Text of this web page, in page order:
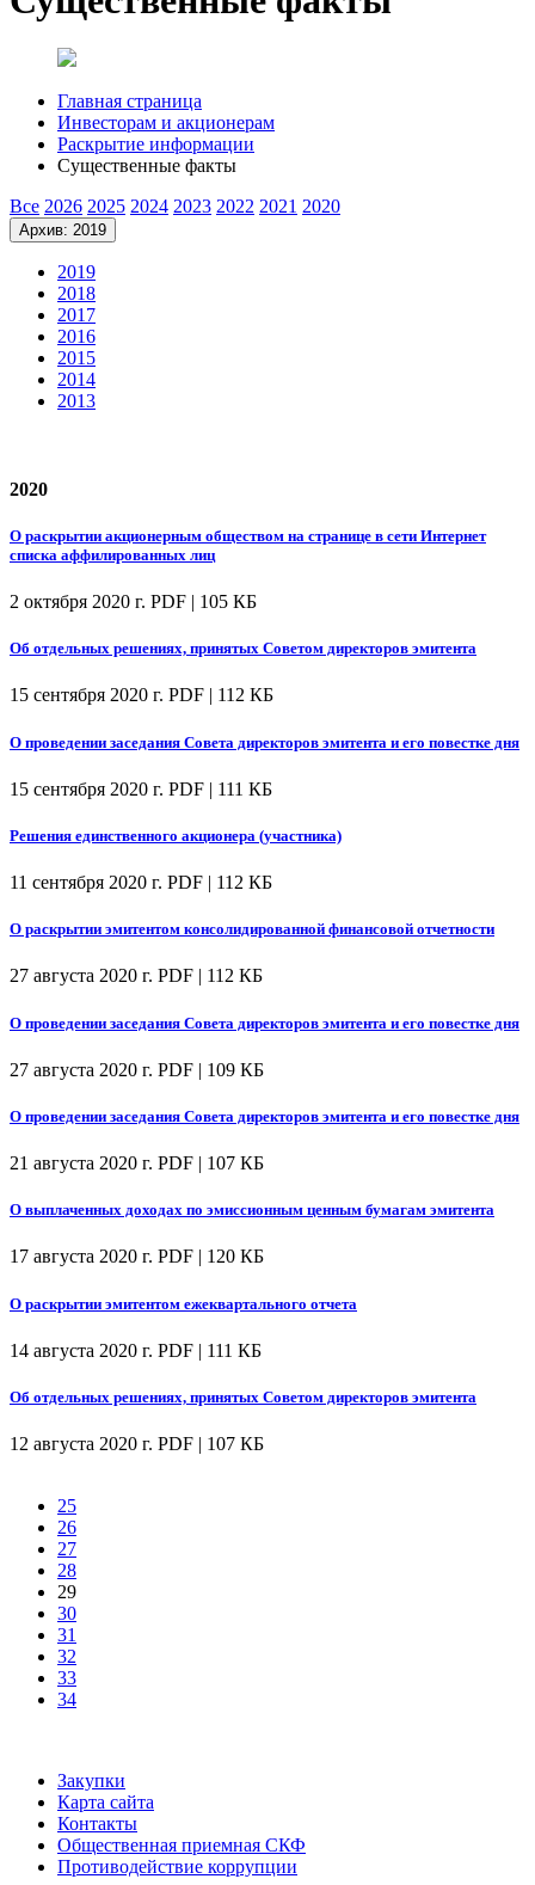
Главная страница
Инвесторам и акционерам
Раскрытие информации
Существенные факты
Все 2026 2025 2024 2023 2022 2021 2020
Архив: 2019
2019
2018
2017
2016
2015
2014
2013
2020
О раскрытии акционерным обществом на странице в сети Интернет
списка аффилированных лиц
2 октября 2020 г. PDF | 105 КБ
Об отдельных решениях, принятых Советом директоров эмитента
15 сентября 2020 г. PDF | 112 КБ
О проведении заседания Совета директоров эмитента и его повестке дня
15 сентября 2020 г. PDF | 111 КБ
Решения единственного акционера (участника)
11 сентября 2020 г. PDF | 112 КБ
О раскрытии эмитентом консолидированной финансовой отчетности
27 августа 2020 г. PDF | 112 КБ
О проведении заседания Совета директоров эмитента и его повестке дня
27 августа 2020 г. PDF | 109 КБ
О проведении заседания Совета директоров эмитента и его повестке дня
21 августа 2020 г. PDF | 107 КБ
О выплаченных доходах по эмиссионным ценным бумагам эмитента
17 августа 2020 г. PDF | 120 КБ
О раскрытии эмитентом ежеквартального отчета
14 августа 2020 г. PDF | 111 КБ
Об отдельных решениях, принятых Советом директоров эмитента
12 августа 2020 г. PDF | 107 КБ
25
26
27
28
29
30
31
32
33
34
Закупки
Карта сайта
Контакты
Общественная приемная СКФ
Противодействие коррупции